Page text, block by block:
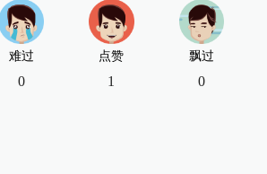
难过
0
点赞
1
飘过
0